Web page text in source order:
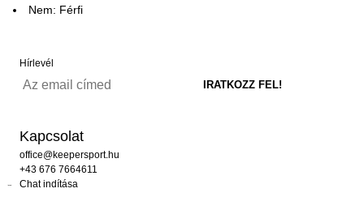
Nem: Férfi
Hírlevél
Kapcsolat
office@keepersport.hu
+43 676 7664611
Chat indítása